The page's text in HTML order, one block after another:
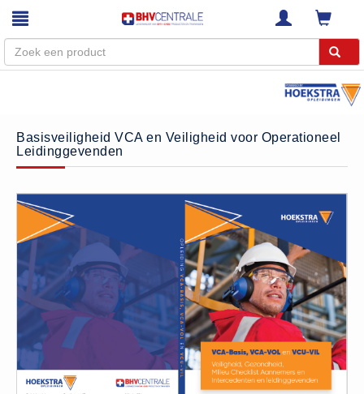
Home
Webshop
Diensten
Keuringen
Bedrijfsnoodplannen
Plattegronden
VCA Trajecten
ISO 9001 Begeleiding
Basisveiligheid VCA en Veiligheid voor Operationeel
Leidinggevenden